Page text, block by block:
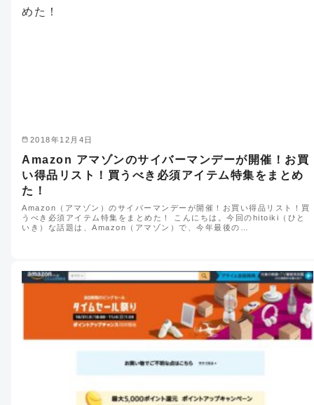
2018年12月4日
Amazon アマゾンのサイバーマンデーが開催！お買
い得品リスト！買うべき必須アイテム特集をまとめ
た！
Amazon（アマゾン）のサイバーマンデーが開催！お買い得品リスト！買
うべき必須アイテム特集をまとめた！ こんにちは。今回のhitoiki（ひと
いき）な話題は、Amazon（アマゾン）で、今年最後の…